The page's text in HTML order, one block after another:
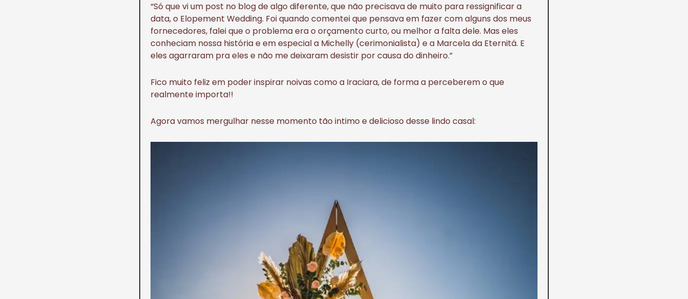
“Só que vi um post no blog de algo diferente, que não precisava de muito para ressignificar a
data, o Elopement Wedding. Foi quando comentei que pensava em fazer com alguns dos meus
fornecedores, falei que o problema era o orçamento curto, ou melhor a falta dele. Mas eles
conheciam nossa história e em especial a Michelly (cerimonialista) e a Marcela da Eternitá. E
eles agarraram pra eles e não me deixaram desistir por causa do dinheiro.”
Fico muito feliz em poder inspirar noivas como a Iraciara, de forma a perceberem o que
realmente importa!!
Agora vamos mergulhar nesse momento tão intimo e delicioso desse lindo casal: